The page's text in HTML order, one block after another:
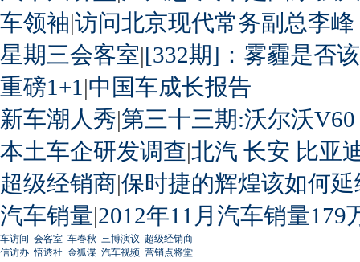
车领袖|访问北京现代常务副总李峰
星期三会客室|[332期]：雾霾是否
重磅1+1 |中国车成长报告
新车潮人秀|第三十三期:沃尔沃
本土车企研发调查|北汽 长安 比亚
超级经销商|保时捷的辉煌该如何延
汽车销量|2012年11月汽车销量179
车访间 会客室 车春秋 三博演议 超级经销商
信访办 悟透社 金狐谍 汽车视频 营销点将堂